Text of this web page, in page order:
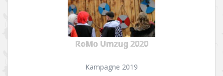
RoMo Umzug 2020
Kampagne 2019